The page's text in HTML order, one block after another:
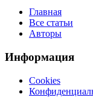
Главная
Все статьи
Авторы
Информация
Cookies